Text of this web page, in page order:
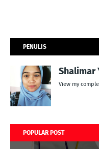
PENULIS
Shalimar
View my
POPULAR POST